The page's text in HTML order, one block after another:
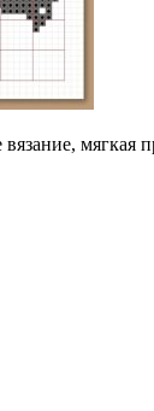
мягкая